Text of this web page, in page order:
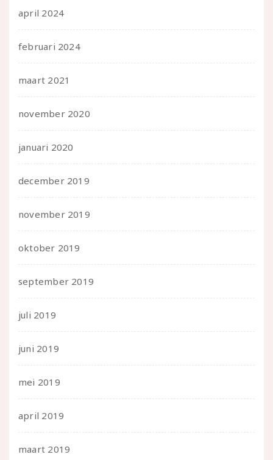
april 2024
februari 2024
maart 2021
november 2020
januari 2020
december 2019
november 2019
oktober 2019
september 2019
juli 2019
juni 2019
mei 2019
april 2019
maart 2019